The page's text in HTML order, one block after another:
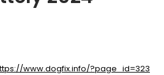
www.dogfix.info/?page_id=323